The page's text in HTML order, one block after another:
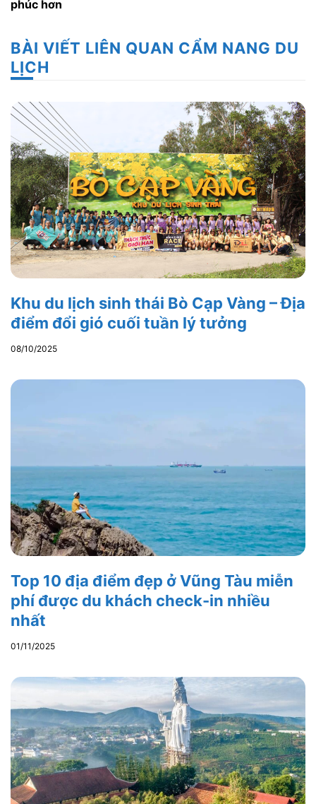
phúc hơn
BÀI VIẾT LIÊN QUAN CẨM NANG DU
LỊCH
Khu du lịch sinh thái Bò Cạp Vàng – Địa
điểm đổi gió cuối tuần lý tưởng
08/10/2025
Top 10 địa điểm đẹp ở Vũng Tàu miễn
phí được du khách check-in nhiều
nhất
01/11/2025